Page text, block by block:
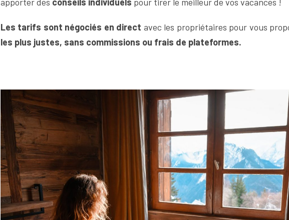
Les tarifs sont négociés en direct avec les propriétaires pour vous
les plus justes, sans commissions ou frais de plateformes.